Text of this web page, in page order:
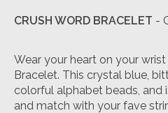
CRUSH WORD BRACELET -
Wear your heart on your
Bracelet. This crystal blue,
colorful alphabet beads, and
and match with your fave